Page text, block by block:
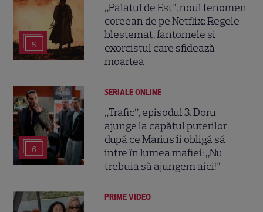
5
„Palatul de Est”, noul fenomen
coreean de pe Netflix: Regele
blestemat, fantomele și
exorcistul care sfidează
moartea
6
SERIALE ONLINE
„Trafic”, episodul 3. Doru
ajunge la capătul puterilor
după ce Marius îi obligă să
intre în lumea mafiei: „Nu
trebuia să ajungem aici!”
PRIME VIDEO